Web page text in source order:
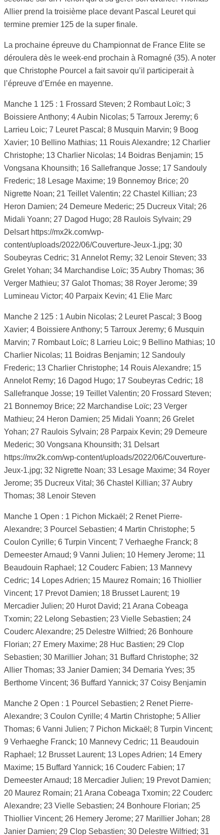
Allier prend la troisième place devant Pascal Leuret qui
termine premier 125 de la super finale.
La prochaine épreuve du Championnat de France Elite se
déroulera dès le week-end prochain à Romagné (35). A noter
que Christophe Pourcel a fait savoir qu’il participerait à
l’épreuve d’Ernée en mayenne.
Manche 1 125 : 1 Frossard Steven; 2 Rombaut Loïc; 3
Boissiere Anthony; 4 Aubin Nicolas; 5 Tarroux Jeremy; 6
Larrieu Loic; 7 Leuret Pascal; 8 Musquin Marvin; 9 Boog
Xavier; 10 Bellino Mathias; 11 Rouis Alexandre; 12 Charlier
Christophe; 13 Charlier Nicolas; 14 Boidras Benjamin; 15
Vongsana Khounsith; 16 Sallefranque Josse; 17 Sandouly
Frederic; 18 Lesage Maxime; 19 Bonnemoy Brice; 20
Nigrette Noan; 21 Teillet Valentin; 22 Chastel Killian; 23
Heron Damien; 24 Demeure Mederic; 25 Ducreux Vital; 26
Midali Yoann; 27 Dagod Hugo; 28 Raulois Sylvain; 29
Delsart https://mx2k.com/wp-
content/uploads/2022/06/Couverture-Jeux-1.jpg; 30
Soubeyras Cedric; 31 Annelot Remy; 32 Lenoir Steven; 33
Grelet Yohan; 34 Marchandise Loïc; 35 Aubry Thomas; 36
Verger Mathieu; 37 Galot Thomas; 38 Royer Jerome; 39
Lumineau Victor; 40 Parpaix Kevin; 41 Elie Marc
Manche 2 125 : 1 Aubin Nicolas; 2 Leuret Pascal; 3 Boog
Xavier; 4 Boissiere Anthony; 5 Tarroux Jeremy; 6 Musquin
Marvin; 7 Rombaut Loïc; 8 Larrieu Loic; 9 Bellino Mathias; 10
Charlier Nicolas; 11 Boidras Benjamin; 12 Sandouly
Frederic; 13 Charlier Christophe; 14 Rouis Alexandre; 15
Annelot Remy; 16 Dagod Hugo; 17 Soubeyras Cedric; 18
Sallefranque Josse; 19 Teillet Valentin; 20 Frossard Steven;
21 Bonnemoy Brice; 22 Marchandise Loïc; 23 Verger
Mathieu; 24 Heron Damien; 25 Midali Yoann; 26 Grelet
Yohan; 27 Raulois Sylvain; 28 Parpaix Kevin; 29 Demeure
Mederic; 30 Vongsana Khounsith; 31 Delsart
https://mx2k.com/wp-content/uploads/2022/06/Couverture-
Jeux-1.jpg; 32 Nigrette Noan; 33 Lesage Maxime; 34 Royer
Jerome; 35 Ducreux Vital; 36 Chastel Killian; 37 Aubry
Thomas; 38 Lenoir Steven
Manche 1 Open : 1 Pichon Mickaël; 2 Renet Pierre-
Alexandre; 3 Pourcel Sebastien; 4 Martin Christophe; 5
Coulon Cyrille; 6 Turpin Vincent; 7 Verhaeghe Franck; 8
Demeester Arnaud; 9 Vanni Julien; 10 Hemery Jerome; 11
Beaudouin Raphael; 12 Couderc Fabien; 13 Mannevy
Cedric; 14 Lopes Adrien; 15 Maurez Romain; 16 Thiollier
Vincent; 17 Prevot Damien; 18 Brusset Laurent; 19
Mercadier Julien; 20 Hurot David; 21 Arana Cobeaga
Txomin; 22 Lelong Sebastien; 23 Vielle Sebastien; 24
Couderc Alexandre; 25 Delestre Wilfried; 26 Bonhoure
Florian; 27 Emery Maxime; 28 Huc Bastien; 29 Clop
Sebastien; 30 Marillier Johan; 31 Buffard Christophe; 32
Allier Thomas; 33 Janier Damien; 34 Demaria Yves; 35
Berthome Vincent; 36 Buffard Yannick; 37 Coisy Benjamin
Manche 2 Open : 1 Pourcel Sebastien; 2 Renet Pierre-
Alexandre; 3 Coulon Cyrille; 4 Martin Christophe; 5 Allier
Thomas; 6 Vanni Julien; 7 Pichon Mickaël; 8 Turpin Vincent;
9 Verhaeghe Franck; 10 Mannevy Cedric; 11 Beaudouin
Raphael; 12 Brusset Laurent; 13 Lopes Adrien; 14 Emery
Maxime; 15 Buffard Yannick; 16 Couderc Fabien; 17
Demeester Arnaud; 18 Mercadier Julien; 19 Prevot Damien;
20 Maurez Romain; 21 Arana Cobeaga Txomin; 22 Couderc
Alexandre; 23 Vielle Sebastien; 24 Bonhoure Florian; 25
Thiollier Vincent; 26 Hemery Jerome; 27 Marillier Johan; 28
Janier Damien; 29 Clop Sebastien; 30 Delestre Wilfried; 31